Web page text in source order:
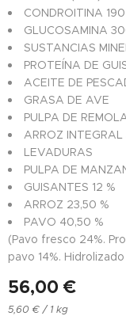
CONDROITINA
GLUCOSAMINA
SUSTANCIAS
PROTEÍNA DE
ACEITE DE
GRASA DE AVE
PULPA DE
ARROZ INTEGRAL
LEVADURAS
PULPA DE
GUISANTES 12 %
ARROZ 23,50 %
PAVO 40,50 %
(Pavo fresco 24%.
pavo 14%.
56,00 €
5,60 € / 1 kg